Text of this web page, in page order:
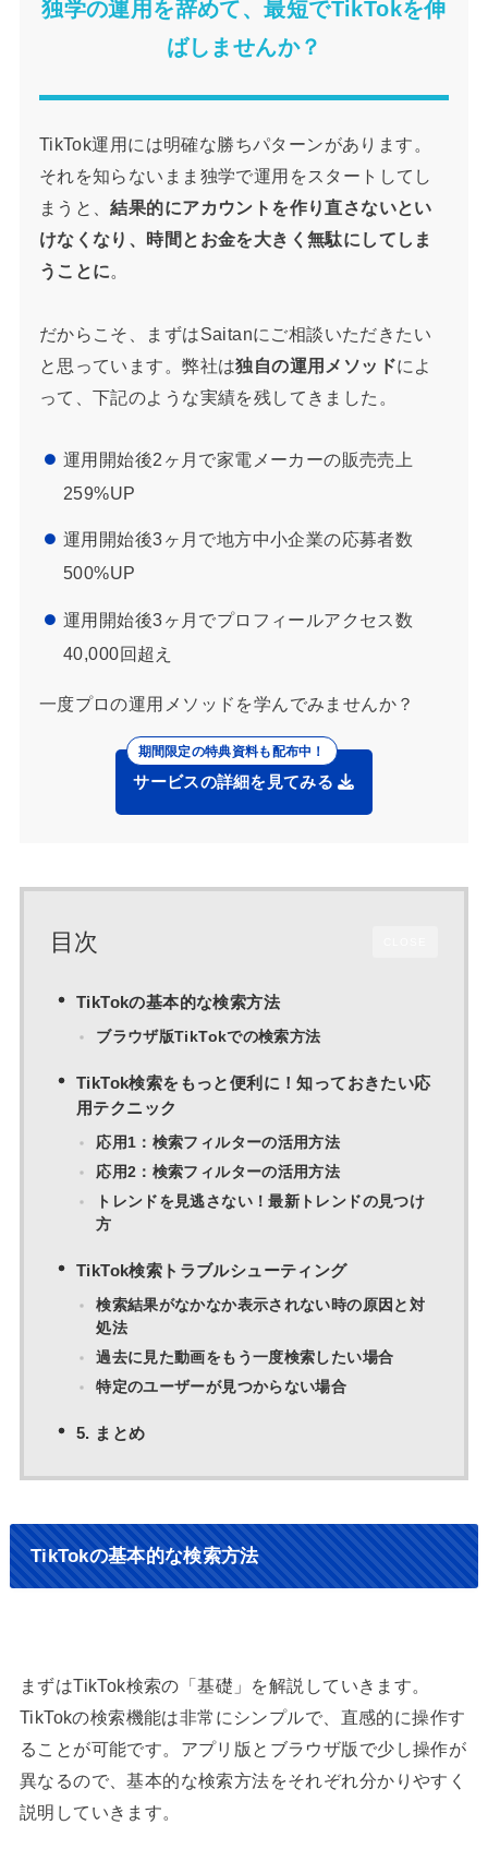
独学の運用を辞めて、最短でTikTokを伸
ばしませんか？
TikTok運用には明確な勝ちパターンがあります。
それを知らないまま独学で運用をスタートしてし
まうと、結果的にアカウントを作り直さないとい
けなくなり、時間とお金を大きく無駄にしてしま
うことに。
だからこそ、まずはSaitanにご相談いただきたい
と思っています。弊社は独自の運用メソッドによ
って、下記のような実績を残してきました。
運用開始後2ヶ月で家電メーカーの販売売上
259%UP
運用開始後3ヶ月で地方中小企業の応募者数
500%UP
運用開始後3ヶ月でプロフィールアクセス数
40,000回超え
一度プロの運用メソッドを学んでみませんか？
サービスの詳細を見てみる
目次
TikTokの基本的な検索方法
ブラウザ版TikTokでの検索方法
TikTok検索をもっと便利に！知っておきたい応
用テクニック
応用1：検索フィルターの活用方法
応用2：検索フィルターの活用方法
トレンドを見逃さない！最新トレンドの見つけ
方
TikTok検索トラブルシューティング
検索結果がなかなか表示されない時の原因と対
処法
過去に見た動画をもう一度検索したい場合
特定のユーザーが見つからない場合
5. まとめ
TikTokの基本的な検索方法
まずはTikTok検索の「基礎」を解説していきます。
TikTokの検索機能は非常にシンプルで、直感的に操作す
ることが可能です。アプリ版とブラウザ版で少し操作が
異なるので、基本的な検索方法をそれぞれ分かりやすく
説明していきます。